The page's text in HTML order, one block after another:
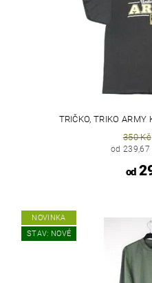
TRIČKO, TRIKO ARMY
350 Kč
od 239,67
od
NOVINKA
STAV: NOVÉ